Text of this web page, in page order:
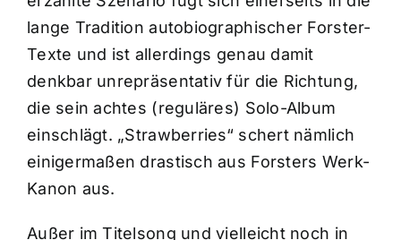
lange Tradition autobiographischer Forster-
Texte und ist allerdings genau damit
denkbar unrepräsentativ für die Richtung,
die sein achtes (reguläres) Solo-Album
einschlägt. „Strawberries“ schert nämlich
einigermaßen drastisch aus Forsters Werk-
Kanon aus.
Außer im Titelsong und vielleicht noch in